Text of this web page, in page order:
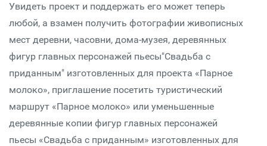
Увидеть проект и поддержать его может теперь
любой, а взамен получить фотографии живописных
мест деревни, часовни, дома-музея, деревянных
фигур главных персонажей пьесы"Свадьба с
приданным" изготовленных для проекта «Парное
молоко», приглашение посетить туристический
маршрут «Парное молоко» или уменьшенные
деревянные копии фигур главных персонажей
пьесы «Свадьба с приданным» изготовленных для